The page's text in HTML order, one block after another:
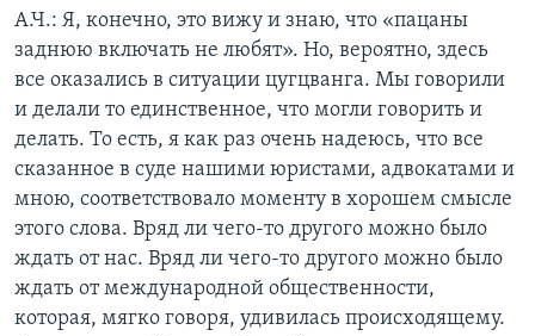
А.Ч.: Я, конечно, это вижу и знаю, что «пацаны
заднюю включать не любят». Но, вероятно, здесь
все оказались в ситуации цугцванга. Мы говорили
и делали то единственное, что могли говорить и
делать. То есть, я как раз очень надеюсь, что все
сказанное в суде нашими юристами, адвокатами и
мною, соответствовало моменту в хорошем смысле
этого слова. Вряд ли чего-то другого можно было
ждать от нас. Вряд ли чего-то другого можно было
ждать от международной общественности,
которая, мягко говоря, удивилась происходящему.